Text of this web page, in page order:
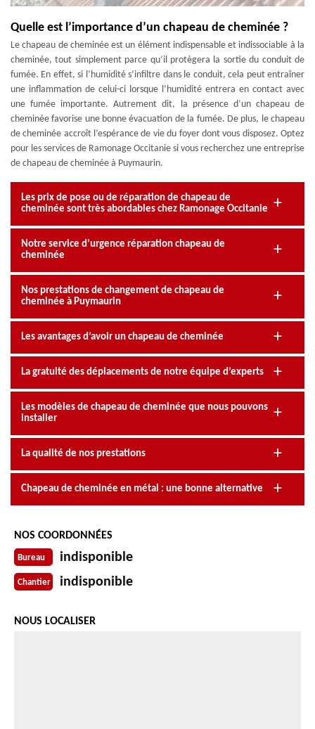
Quelle est l’importance d’un chapeau de cheminée ?
Le chapeau de cheminée est un élément indispensable et indissociable à la
cheminée, tout simplement parce qu’il protègera la sortie du conduit de
fumée. En effet, si l’humidité s’infiltre dans le conduit, cela peut entraîner
une inflammation de celui-ci lorsque l’humidité entrera en contact avec
une fumée importante. Autrement dit, la présence d’un chapeau de
cheminée favorise une bonne évacuation de la fumée. De plus, le chapeau
de cheminée accroît l’espérance de vie du foyer dont vous disposez. Optez
pour les services de Ramonage Occitanie si vous recherchez une entreprise
de chapeau de cheminée à Puymaurin.
Les prix de pose ou de réparation de chapeau de
cheminée sont très abordables chez Ramonage Occitanie
Notre service d’urgence réparation chapeau de
cheminée
Nos prestations de changement de chapeau de
cheminée à Puymaurin
Les avantages d’avoir un chapeau de cheminée
La gratuité des déplacements de notre équipe d’experts
Les modèles de chapeau de cheminée que nous pouvons
installer
La qualité de nos prestations
Chapeau de cheminée en métal : une bonne alternative
NOS COORDONNÉES
Bureau indisponible
Chantier indisponible
NOUS LOCALISER